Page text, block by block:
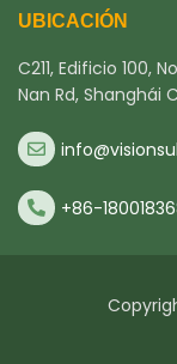
UBICACIÓN
C211, Edificio 100,
Nan Rd, Shanghái
+86-